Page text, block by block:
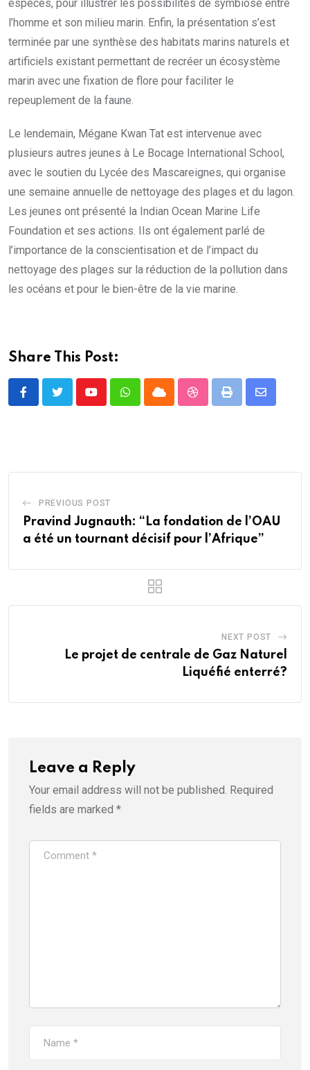
espèces, pour illustrer les possibilités de symbiose entre
l’homme et son milieu marin. Enfin, la présentation s’est
terminée par une synthèse des habitats marins naturels et
artificiels existant permettant de recréer un écosystème
marin avec une fixation de flore pour faciliter le
repeuplement de la faune.
Le lendemain, Mégane Kwan Tat est intervenue avec
plusieurs autres jeunes à Le Bocage International School,
avec le soutien du Lycée des Mascareignes, qui organise
une semaine annuelle de nettoyage des plages et du lagon.
Les jeunes ont présenté la Indian Ocean Marine Life
Foundation et ses actions. Ils ont également parlé de
l’importance de la conscientisation et de l’impact du
nettoyage des plages sur la réduction de la pollution dans
les océans et pour le bien-être de la vie marine.
Share This Post:
YoutubeWhatsappCloud StumbleUpon
Print
Share
PREVIOUS POST
Pravind Jugnauth: “La fondation de l’OAU
a été un tournant décisif pour l’Afrique”
NEXT POST
Le projet de centrale de Gaz Naturel
Liquéfié enterré?
Leave a Reply
Your email address will not be published. Required
fields are marked *